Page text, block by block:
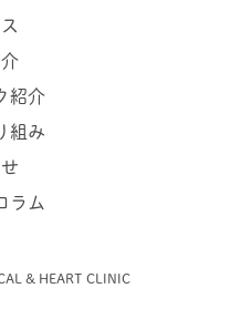
紹介
組み
ラム
& HEART CLINIC